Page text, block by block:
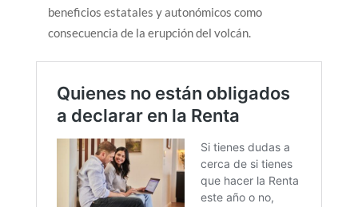
beneficios estatales y autonómicos como
consecuencia de la erupción del volcán.